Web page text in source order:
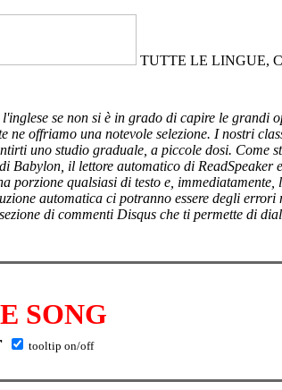
TUTTE LE LINGUE,
se non si è in grado di capire le grandi
ne offriamo una notevole selezione. I nostri
uno studio graduale, a piccole dosi. Come
Babylon, il lettore automatico di ReadSpeaker
porzione qualsiasi di testo e,
automatica ci potranno essere degli
di commenti Disqus che ti permette di
SONG
tooltip on/off